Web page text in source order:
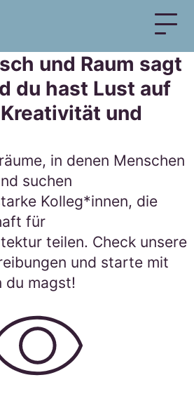
und Raum sagt
du hast Lust auf
und
in denen Menschen
suchen
Kolleg*innen, die
für
teilen. Check unsere
und starte mit
du magst!